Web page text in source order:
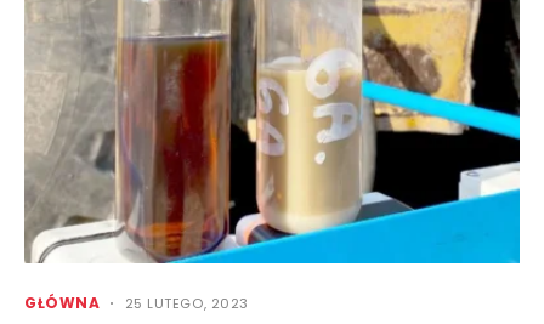
GŁÓWNA 25 LUTEGO, 2023